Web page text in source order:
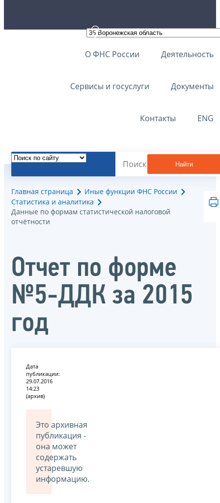
О ФНС России Деятельность
Сервисы и госуслуги Документы
Контакты ENG
Найти
Главная страница
Иные функции ФНС России
Статистика и аналитика
Данные по формам статистической налоговой
отчётности
Отчет по форме
№5-ДДК за 2015
год
Дата
публикации:
29.07.2016
14:23
(архив)
Это архивная
публикация -
она может
содержать
устаревшую
информацию.